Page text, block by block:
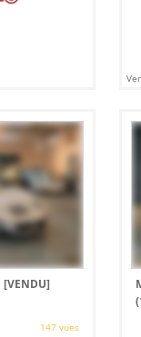
[VENDU]
147 vues